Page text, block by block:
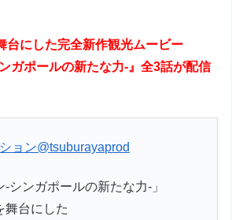
にした完全新作観光ムービー
ガポールの新たな力-』全3話が配信
ョン@tsuburayaprod
-シンガポールの新たな力-」
舞台にした